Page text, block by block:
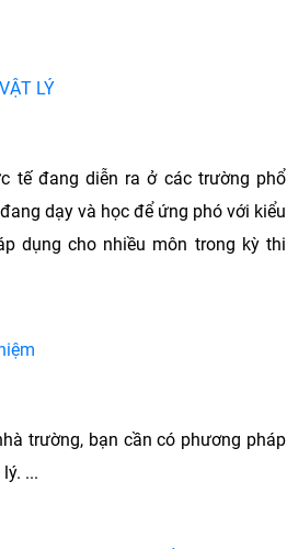
LÝ
tế đang diễn ra ở các trường phổ
dạy và học để ứng phó với kiểu
dụng cho nhiều môn trong kỳ thi
trường, bạn cần có phương pháp
...